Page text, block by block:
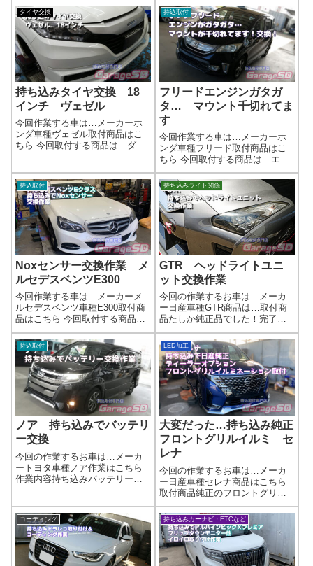
タイヤ交換
持ち込みタイヤ交換 18
インチ ヴェゼル
今回作業する車は…メーカーホ
ンダ車種ヴェゼル取付商品はこ
ちら 今回取付する商品は…ダン
交換、地域最安値に挑戦！プロ
の技術で安心・確実！ネットで
購入したタイヤ、どこで交換し
よ...
持込取付
フリードエンジンガタガ
タ… マウント千切れてま
す
今回作業する車は…メーカーホ
ンダ車種フリード取付商品はこ
ちら 今回取付する商品は…エン
ジンマウントが千切れて完全に
分離してしまってました…これ
だけひどい状態だとエンジンが
揺れてしまってパワーも伝わな
いし振動も凄かったでしょう
ね…((+_+)...
持込取付
Noxセンサー交換作業 メ
ルセデスベンツE300
今回作業する車は…メーカーメ
ルセデスベンツ車種E300取付商
品はこちら 今回取付する商品
は…新品Noxセンサー作業写真🚗
NOxセンサー交換、自分で購入
するのはアリ？結論から言う
と、自分で購入して交換しても
らうのは可能だけど注意点が多
いです...
持ち込みライト関係
GTR ヘッドライトユニ
ット交換作業
今回の作業するお車は…メーカ
ー日産車種GTR商品は…取付商
品たしか純正品でした！完了画
像🚗 外装ドレスアップ・持ち込
みパーツ施工のご案内当店で
は、お客様がご自身で選ばれた
持ち込みパーツ を使った外装ド
レスアップ施工を承っておりま
す。 「ネ...
持込取付
ノア 持ち込みでバッテリ
ー交換
今回の作業するお車は…メーカ
ートヨタ車種ノア作業はこちら
作業内容持ち込みバッテリー交
のこと。曲がってますからね…
少し手直しして作業完了です('ω')
ノ🔋【持ち込みOK】バッテリー
交換サ...
LED加工
大変だった…持ち込み純正
フロントグリルイルミ セ
レナ
今回の作業するお車は…メーカ
ー日産車種セレナ商品はこちら
取付商品純正のフロントグリル
イルミネーションとにかく穴あ
け作業が大変。。。完了画像純
正なので仕上がりはピカイチで
す('ω')ノ🚗 外装ドレスアップ・
持ち込みパーツ施工のご案内当
店では、...
コーディング 持ち込みカーナビ・ETCなど